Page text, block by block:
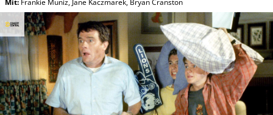
Mit: Frankie Muniz,Jane Kaczmarek, Bryan Cranston